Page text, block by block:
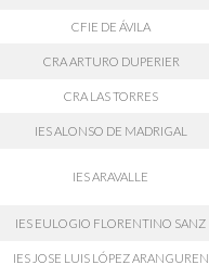
CFIE DE ÁVILA
CRA ARTURO DUPERIER
CRA LAS TORRES
IES ALONSO DE MADRIGAL
IES ARAVALLE
IES EULOGIO FLORENTINO SANZ
IES JOSE LUIS LÓPEZ ARANGUREN